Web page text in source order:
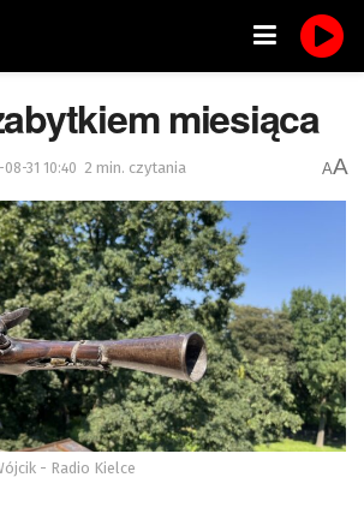
miesiąca
08-31 10:40 2 min. czytania AA
- Radio Kielce